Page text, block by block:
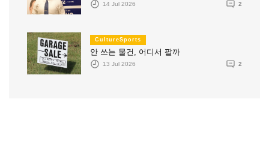
14 Jul 2026 2
CultureSports
안 쓰는 물건, 어디서 팔까
13 Jul 2026 2